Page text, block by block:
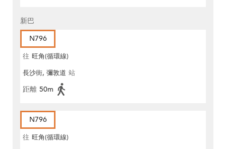
新巴
N796
往 旺角(循環線)
長沙街, 彌敦道 站
距離 50m
N796
往 旺角(循環線)